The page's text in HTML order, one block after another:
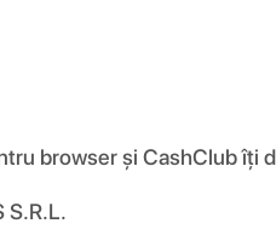
browser și CashClub îți
S.R.L.